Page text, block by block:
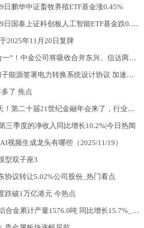
日鹏华中证畜牧养殖ETF基金涨0.45%
【ETF动向】11月19日国泰上证科创板人工智能ETF基金跌0.91%
2025年11月20日复牌
视频|“大消息，三合一”！中金公司将吸收合并东兴、信达两券商，千亿市值券商腾飞
Oklo(OKLO)与西门子能源签署电力转换系统设计协议 加速其首座核电站建设 热文
了 焦点
每日焦点!倒计时3天！第二十届21世纪金融年会来了，行业共话金融未来
三季度的净收入同比增长10.2%|今日热闻
视频生成龙头有哪些（2025/11/19）
型双子座3
协议转让5.02%公司股份_热门看点
跌破1万亿港元 今热点
2025年1-10月中国铝合金累计产量1576.0吨 同比增长15.7%_视讯